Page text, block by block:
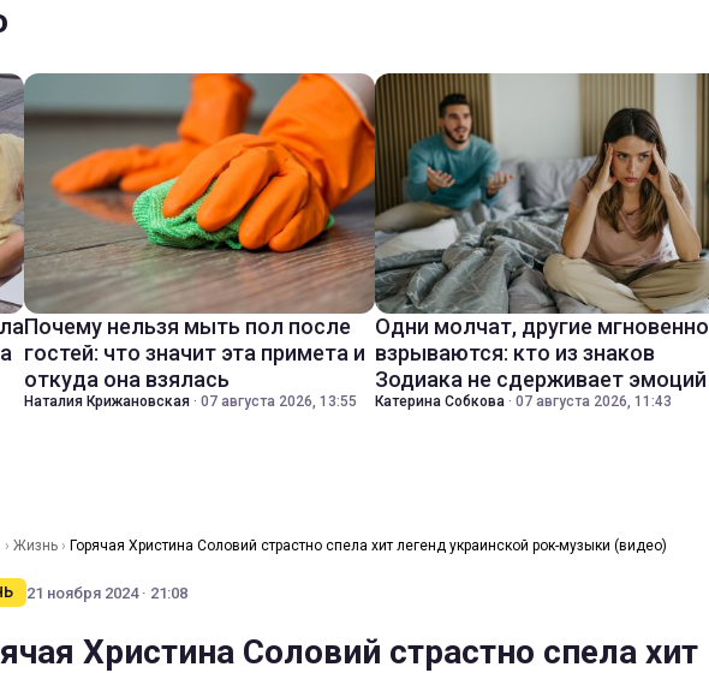
Почему нельзя мыть пол после
гостей: что значит эта примета и
откуда она взялась
Наталия Крижановская · 07 августа 2026, 13:55
Одни молчат, другие мгновенно
взрываются: кто из знаков
Зодиака не сдерживает эмоций
Катерина Собкова · 07 августа 2026, 11:43
› Жизнь › Горячая Христина Соловий страстно спела хит легенд украинской рок-музыки (видео)
21 ноября 2024 · 21:08
Христина Соловий страстно спела хит